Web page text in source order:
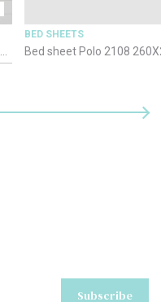
BED SHEETS
Bed sheet Polo 2108
Subscribe